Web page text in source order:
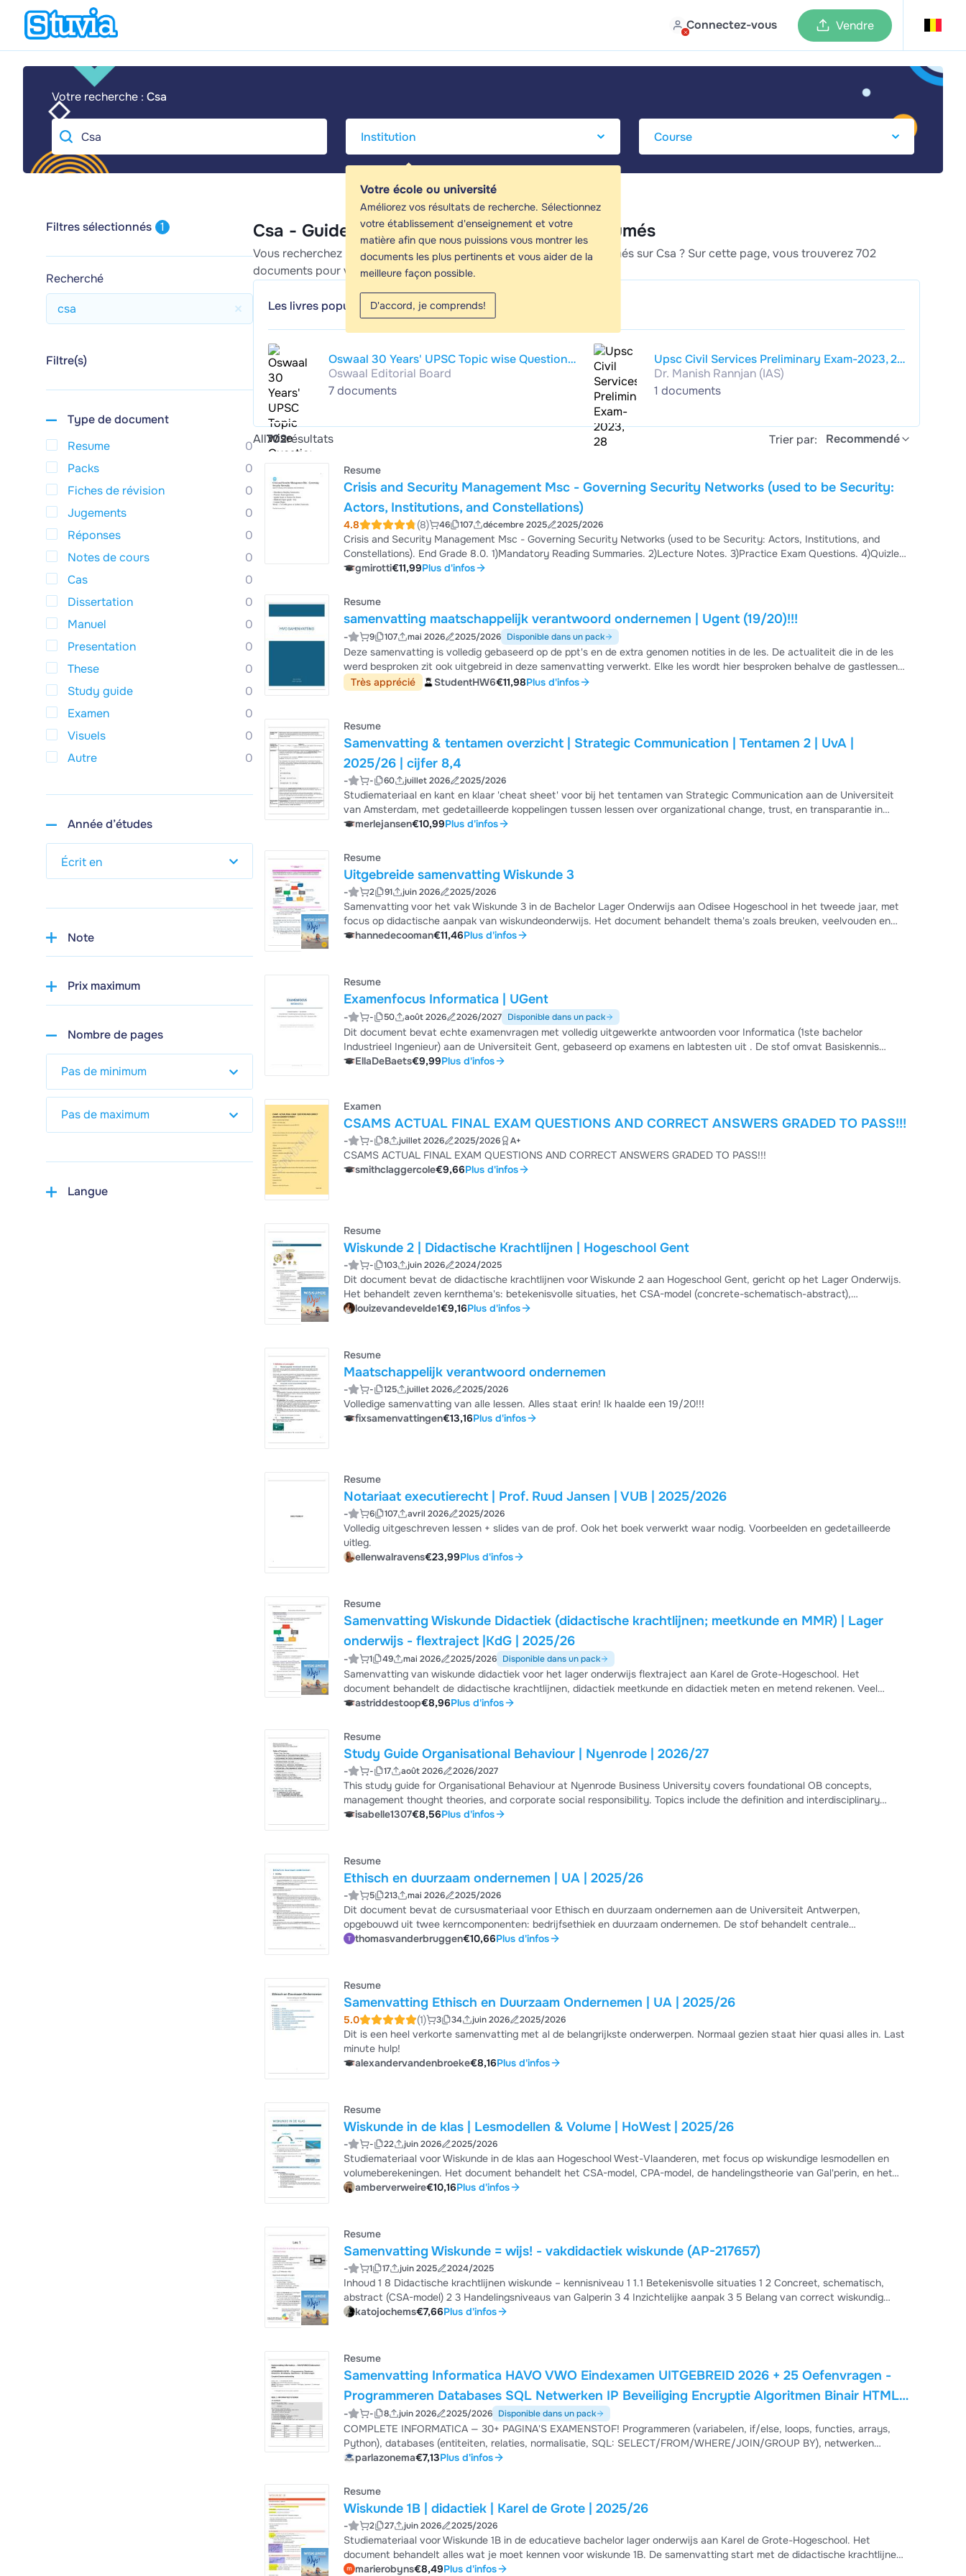
Connectez-vous Vendre
Votre recherche : Csa
Votre école ou université
Améliorez vos résultats de recherche. Sélectionnez
votre établissement d'enseignement et votre
matière afin que nous puissions vous montrer les
documents les plus pertinents et vous aider de la
meilleure façon possible.
D'accord, je comprends!
Filtres sélectionnés 1
Recherché
csa
Filtre(s)
Type de document
Resume
0
Packs
0
Fiches de révision
0
Jugements
0
Réponses
0
Notes de cours
0
Cas
0
Dissertation
0
Manuel
0
Presentation
0
These
0
Study guide
0
Examen
0
Visuels
0
Autre
0
Année d’études
Note
Prix maximum
Nombre de pages
Langue
Csa - Guides d'étude, Notes de cours & Résumés
Vous recherchez les meilleurs guides d'étude, notes d'étude et résumés sur Csa ? Sur cette page, vous trouverez 702
documents pour vous aider à réviser pour Csa.
Les livres populaires 'Csa'· Afficher tout (7)
Oswaal 30 Years' UPSC Topic wise Question
Bank | Civil Services Examination Prelims |
Previous Years Solved Papers | GS 1 (2024-
Oswaal Editorial Board
7 documents
Upsc Civil Services Preliminary Exam-2023, 28
Years Topic-Wise Solved Papers 1995–2022
General Studies & Csat Paper-I & Ii
Dr. Manish Rannjan (IAS)
1 documents
All702résultats Trier par: Recommendé
Resume
Crisis and Security Management Msc - Governing Security Networks (used to be Security:
Actors, Institutions, and Constellations)
4.8 (8) 46 107 décembre 2025 2025/2026
Crisis and Security Management Msc - Governing Security Networks (used to be Security: Actors, Institutions, and
Constellations). End Grade 8.0. 1)Mandatory Reading Summaries. 2)Lecture Notes. 3)Practice Exam Questions. 4)Quizlet
Link to Practice for Exam. 5) Midterm Paper. Week 1 - 7 of SAIC, given at Leiden University. I got a 8 for the Exam and so
the content has not...
gmirotti€11,99Plus d'infos
Resume
samenvatting maatschappelijk verantwoord ondernemen | Ugent (19/20)!!!
- 9 107 mai 2026 2025/2026 Disponible dans un pack
Deze samenvatting is volledig gebaseerd op de ppt's en de extra genomen notities in de les. De actualiteit die in de les
werd besproken zit ook uitgebreid in deze samenvatting verwerkt. Elke les wordt hier besproken behalve de gastlessen
uit les 7 aangezien aangezien deze niet letterlijk te kennen zijn (eens goed lezen en kunnen toepassen op de theorie).
Très apprécié StudentHW6€11,98Plus d'infos
Resume
Samenvatting & tentamen overzicht | Strategic Communication | Tentamen 2 | UvA |
2025/26 | cijfer 8,4
- - 60 juillet 2026 2025/2026
Studiemateriaal en kant en klaar 'cheat sheet' voor bij het tentamen van Strategic Communication aan de Universiteit
van Amsterdam, met gedetailleerde koppelingen tussen lessen over organizational change, trust, en transparantie in
digitale communicatie. Het document behandelt kernthema's zoals change resistance, sensemaking, organizational
voor examenvoorbereiding en he...
merlejansen€10,99Plus d'infos
Resume
Uitgebreide samenvatting Wiskunde 3
- 2 91 juin 2026 2025/2026
Samenvatting voor het vak Wiskunde 3 in de Bachelor Lager Onderwijs aan Odisee Hogeschool in het tweede jaar, met
focus op didactische aanpak van wiskundeonderwijs. Het document behandelt thema's zoals breuken, veelvouden en
delers, talstelsels,... Zie de onderwerpen die hierbij beschreven staan. Leg er zeker de PowerPoints en je boek van
hannedecooman€11,46Plus d'infos
Resume
Examenfocus Informatica | UGent
- - 50 août 2026 2026/2027 Disponible dans un pack
Dit document bevat echte examenvragen met volledig uitgewerkte antwoorden voor Informatica (1ste bachelor
Industrieel Ingenieur) aan de Universiteit Gent, gebaseerd op examens en labtesten uit . De stof omvat Basiskennis
(talstelsels en codering), Programmeren in Python (bestandverwerking, list comprehension, shallow/deep copy), HTML &
EllaDeBaets€9,99Plus d'infos
Examen
CSAMS ACTUAL FINAL EXAM QUESTIONS AND CORRECT ANSWERS GRADED TO PASS!!!
- - 8 juillet 2026 2025/2026 A+
CSAMS ACTUAL FINAL EXAM QUESTIONS AND CORRECT ANSWERS GRADED TO PASS!!!
smithclaggercole€9,66Plus d'infos
Resume
Wiskunde 2 | Didactische Krachtlijnen | Hogeschool Gent
- - 103 juin 2026 2024/2025
Dit document bevat de didactische krachtlijnen voor Wiskunde 2 aan Hogeschool Gent, gericht op het Lager Onderwijs.
Het behandelt zeven kernthema's: betekenisvolle situaties, het CSA-model (concrete-schematisch-abstract),
handelingsniveaus van Galperin, inzichtelijke aanpak, wiskundig verwoorden, automatiseren-memoriseren, en inductief
louizevandevelde1€9,16Plus d'infos
Resume
Maatschappelijk verantwoord ondernemen
- - 125 juillet 2026 2025/2026
Volledige samenvatting van alle lessen. Alles staat erin! Ik haalde een 19/20!!!
fixsamenvattingen€13,16Plus d'infos
Resume
Notariaat executierecht | Prof. Ruud Jansen | VUB | 2025/2026
- 6 107 avril 2026 2025/2026
Volledig uitgeschreven lessen + slides van de prof. Ook het boek verwerkt waar nodig. Voorbeelden en gedetailleerde
uitleg.
ellenwalravens€23,99Plus d'infos
Resume
Samenvatting Wiskunde Didactiek (didactische krachtlijnen; meetkunde en MMR) | Lager
onderwijs - flextraject |KdG | 2025/26
- 1 49 mai 2026 2025/2026 Disponible dans un pack
Samenvatting van wiskunde didactiek voor het lager onderwijs flextraject aan Karel de Grote-Hogeschool. Het
document behandelt de didactische krachtlijnen, didactiek meetkunde en didactiek meten en metend rekenen. Veel
voorbeelden uit het boek in opgenomen.
astriddestoop€8,96Plus d'infos
Resume
Study Guide Organisational Behaviour | Nyenrode | 2026/27
- - 17 août 2026 2026/2027
This study guide for Organisational Behaviour at Nyenrode Business University covers foundational OB concepts,
management thought theories, and corporate social responsibility. Topics include the definition and interdisciplinary
nature of OB, development of management thought (Taylor, Ford, Weber, Marx, Braverman), Fordism vs Post-Fordism,
isabelle1307€8,56Plus d'infos
Resume
Ethisch en duurzaam ondernemen | UA | 2025/26
- 5 213 mai 2026 2025/2026
Dit document bevat de cursusmateriaal voor Ethisch en duurzaam ondernemen aan de Universiteit Antwerpen,
opgebouwd uit twee kerncomponenten: bedrijfsethiek en duurzaam ondernemen. De stof behandelt centrale
competenties zoals lange termijn denken, systeemdenken en normatief denken, aangevuld met praktijkvoorbeelden van
thomasvanderbruggen€10,66Plus d'infos
Resume
Samenvatting Ethisch en Duurzaam Ondernemen | UA | 2025/26
5.0 (1) 3 34 juin 2026 2025/2026
Dit is een heel verkorte samenvatting met al de belangrijkste onderwerpen. Normaal gezien staat hier quasi alles in. Last
minute hulp!
alexandervandenbroeke€8,16Plus d'infos
Resume
Wiskunde in de klas | Lesmodellen & Volume | HoWest | 2025/26
- - 22 juin 2026 2025/2026
Studiemateriaal voor Wiskunde in de klas aan Hogeschool West-Vlaanderen, met focus op wiskundige lesmodellen en
volumeberekeningen. Het document behandelt het CSA-model, CPA-model, de handelingstheorie van Gal'perin, en het
OKIS-lesmodel, aangevuld met praktische formules voor het berekenen van inhoud (balken, prisma's, cilinders) en
amberverweire€10,16Plus d'infos
Resume
Samenvatting Wiskunde = wijs! - vakdidactiek wiskunde (AP-217657)
- 1 17 juin 2025 2024/2025
Inhoud 1 8 Didactische krachtlijnen wiskunde – kennisniveau 1 1.1 Betekenisvolle situaties 1 2 Concreet, schematisch,
abstract (CSA-model) 2 3 Handelingsniveaus van Galperin 3 4 Inzichtelijke aanpak 3 5 Belang van correct wiskundig
verwoorden 4 6 Automatiseren – memoriseren 4 7 Inductief werken 5 8 Gebruik van verhoudingstabellen 6 9 Aan de slag
katojochems€7,66Plus d'infos
Resume
Samenvatting Informatica HAVO VWO Eindexamen UITGEBREID 2026 + 25 Oefenvragen -
Programmeren Databases SQL Netwerken IP Beveiliging Encryptie Algoritmen Binair HTML
CSS 30+ Pagina's
- - 8 juin 2026 2025/2026 Disponible dans un pack
COMPLETE INFORMATICA — 30+ PAGINA'S EXAMENSTOF! Programmeren (variabelen, if/else, loops, functies, arrays,
Python), databases (entiteiten, relaties, normalisatie, SQL: SELECT/FROM/WHERE/JOIN/GROUP BY), netwerken
(TCP/IP, OSI 7 lagen, IP-adres, DNS, routing, WiFi), beveiliging (encryptie symmetrisch/asymmetrisch, hashing, firewall,
webdesign (HTML, CSS), privacy (AVG). + 25 o...
parlazonema€7,13Plus d'infos
Resume
Wiskunde 1B | didactiek | Karel de Grote | 2025/26
- 2 27 juin 2026 2025/2026
Studiemateriaal voor Wiskunde 1B in de educatieve bachelor lager onderwijs aan Karel de Grote-Hogeschool. Het
document behandelt alles wat je moet kennen voor wiskunde 1B. De samenvatting start met de didactische krachtlijnen
en behandelt daarna de didactiek voor wiskunde in de lagere school. Perfect voor het begrijpen van effectieve
marierobyns€8,49Plus d'infos